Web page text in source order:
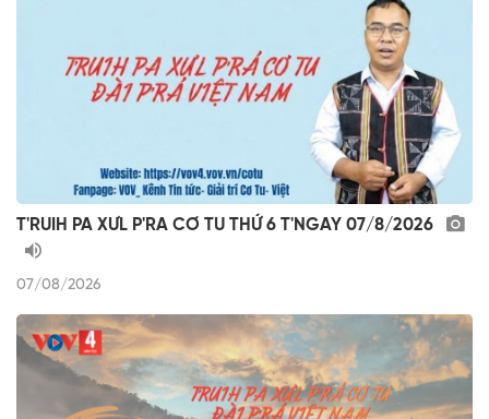
T'RUIH PA XƯL P'RA CƠ TU THỨ 6 T'NGAY 07/8/2026
07/08/2026